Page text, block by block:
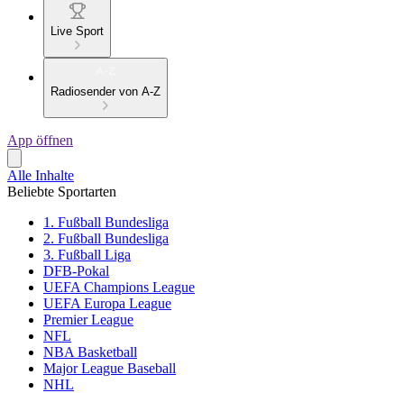
Live Sport
Radiosender von A-Z
App öffnen
Alle Inhalte
Beliebte Sportarten
1. Fußball Bundesliga
2. Fußball Bundesliga
3. Fußball Liga
DFB-Pokal
UEFA Champions League
UEFA Europa League
Premier League
NFL
NBA Basketball
Major League Baseball
NHL